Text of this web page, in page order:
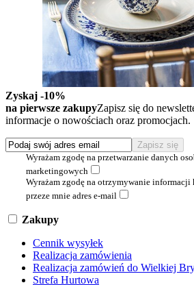
Zyskaj -10%
na pierwsze zakupyZapisz się do
informacje o nowościach oraz promocjach.
Wyrażam zgodę na przetwarzanie danych
marketingowych
Wyrażam zgodę na otrzymywanie informacji
przeze mnie adres e-mail
Zakupy
Cennik wysyłek
Realizacja zamówienia
Realizacja zamówień do Wielkiej
Strefa Hurtowa